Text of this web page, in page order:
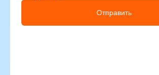
Отправить